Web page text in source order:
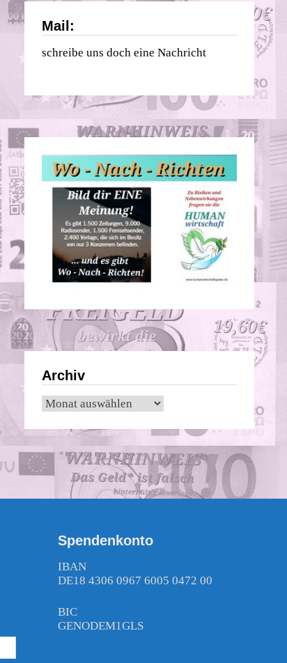
Mail:
schreibe uns doch eine Nachricht
Archiv
Archiv
Spendenkonto
IBAN
DE18 4306 0967 6005 0472 00
BIC
GENODEM1GLS